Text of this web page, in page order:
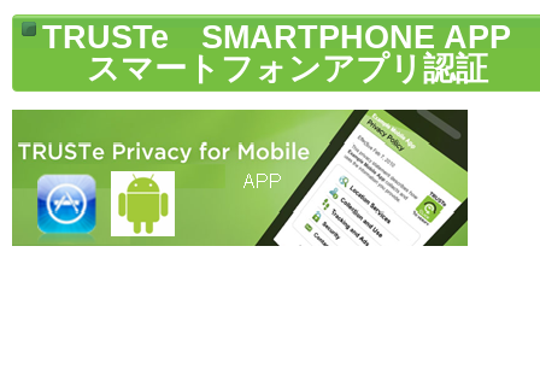
TRUSTe SMARTPHONE APP
スマートフォンアプリ認証